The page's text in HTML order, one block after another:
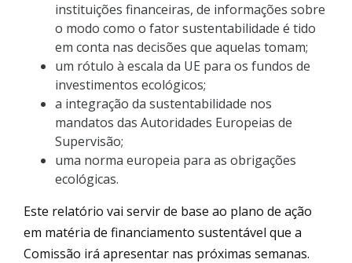
instituições financeiras, de informações sobre
o modo como o fator sustentabilidade é tido
em conta nas decisões que aquelas tomam;
um rótulo à escala da UE para os fundos de
investimentos ecológicos;
a integração da sustentabilidade nos
mandatos das Autoridades Europeias de
Supervisão;
uma norma europeia para as obrigações
ecológicas.
Este relatório vai servir de base ao plano de ação
em matéria de financiamento sustentável que a
Comissão irá apresentar nas próximas semanas.